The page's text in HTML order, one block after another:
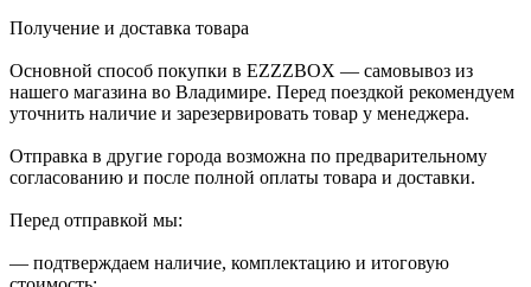
Получение и доставка товара
Основной способ покупки в EZZZBOX — самовывоз из
нашего магазина во Владимире. Перед поездкой рекомендуем
уточнить наличие и зарезервировать товар у менеджера.
Отправка в другие города возможна по предварительному
согласованию и после полной оплаты товара и доставки.
Перед отправкой мы:
— подтверждаем наличие, комплектацию и итоговую